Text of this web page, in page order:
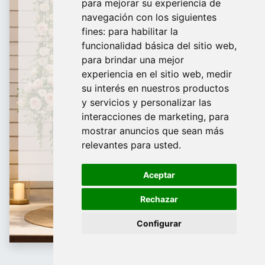
para mejorar su experiencia de
navegación con los siguientes
fines: para habilitar la
funcionalidad básica del sitio web,
para brindar una mejor
experiencia en el sitio web, medir
su interés en nuestros productos
y servicios y personalizar las
interacciones de marketing, para
mostrar anuncios que sean más
relevantes para usted.
Aceptar
Rechazar
Configurar
De domingo a Viernes
¿Te ayudamos?
688 097 373​
info@tridecor.net
Contáctanos
Espositori